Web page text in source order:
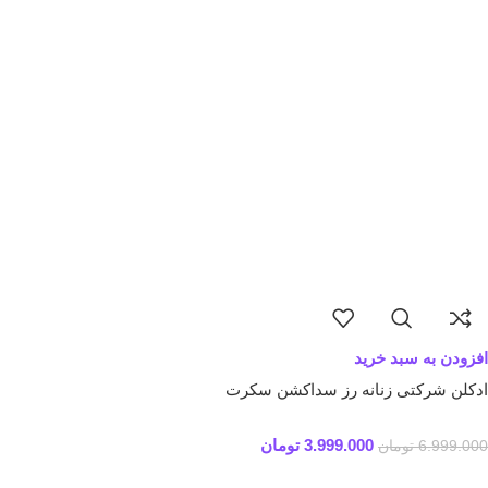
افزودن به سبد خرید
ادکلن شرکتی زنانه رز سداکشن سکرت
6.999.000 تومان 3.999.000 تومان